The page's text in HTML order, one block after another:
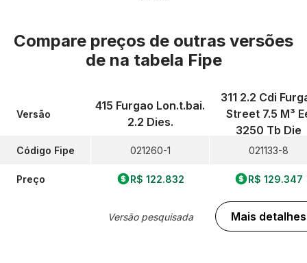
Compare preços de outras versões
de na tabela Fipe
Versão
Código Fipe
Preço
415 Furgao Lon.t.bai.
2.2 Dies.
021260-1
R$ 122.832
Versão pesquisada
311 2.2 Cdi
Street 7.5 M³
3250 Tb Die
021133-8
R$ 129.347
Mais detalhes